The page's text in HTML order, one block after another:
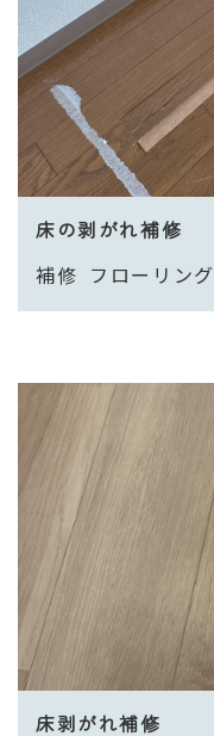
床の剥がれ補修
補修 フローリング
床剥がれ補修